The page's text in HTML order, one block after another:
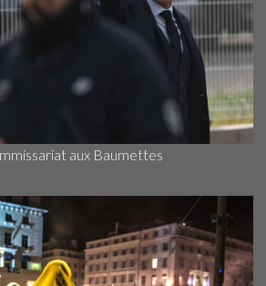
aux Baumettes